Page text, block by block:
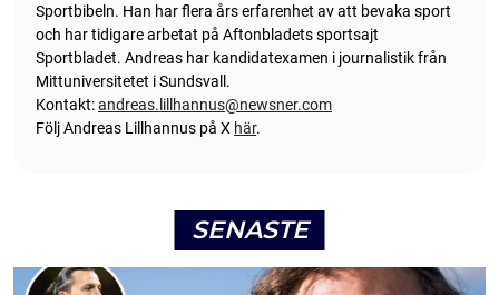
Sportbibeln. Han har flera års erfarenhet av att bevaka sport
och har tidigare arbetat på Aftonbladets sportsajt
Sportbladet. Andreas har kandidatexamen i journalistik från
Mittuniversitetet i Sundsvall.
Kontakt:andreas.lillhannus@newsner.com
Följ Andreas Lillhannus på X här.
SENASTE